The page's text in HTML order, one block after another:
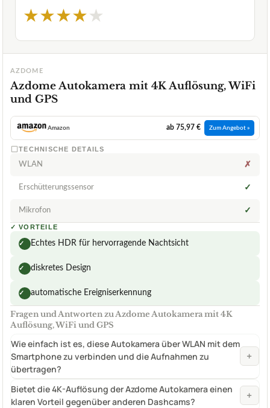
★★★★★
AZDOME
Azdome Autokamera mit 4K Auflösung, WiFi
und GPS
Amazon ab 75,97 € Zum Angebot »
TECHNISCHE DETAILS
WLAN ✗
Erschütterungssensor ✓
Mikrofon ✓
✓ VORTEILE
✓ Echtes HDR für hervorragende Nachtsicht
✓ diskretes Design
✓ automatische Ereigniserkennung
Fragen und Antworten zu Azdome Autokamera mit 4K
Auflösung, WiFi und GPS
Wie einfach ist es, diese Autokamera über WLAN mit dem
Smartphone zu verbinden und die Aufnahmen zu
übertragen?
+
Bietet die 4K-Auflösung der Azdome Autokamera einen
klaren Vorteil gegenüber anderen Dashcams?
+